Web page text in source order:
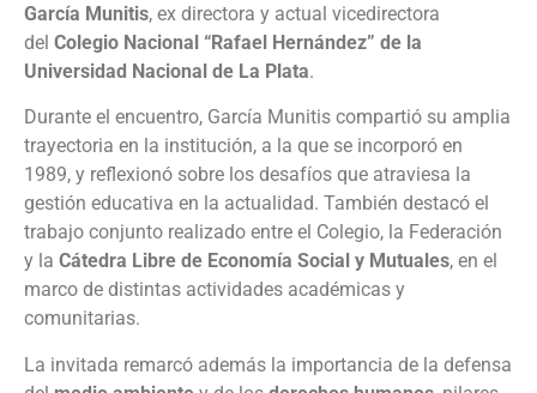
García Munitis, ex directora y actual vicedirectora
del Colegio Nacional “Rafael Hernández” de la
Universidad Nacional de La Plata.
Durante el encuentro, García Munitis compartió su amplia
trayectoria en la institución, a la que se incorporó en
1989, y reflexionó sobre los desafíos que atraviesa la
gestión educativa en la actualidad. También destacó el
trabajo conjunto realizado entre el Colegio, la Federación
y la Cátedra Libre de Economía Social y Mutuales, en el
marco de distintas actividades académicas y
comunitarias.
La invitada remarcó además la importancia de la defensa